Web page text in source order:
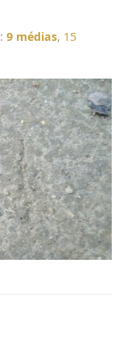
:9 médias, 15